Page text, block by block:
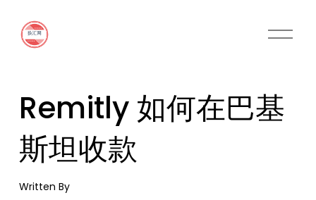
O
e
n
Remitly 如何在巴基
斯坦收款
Written By